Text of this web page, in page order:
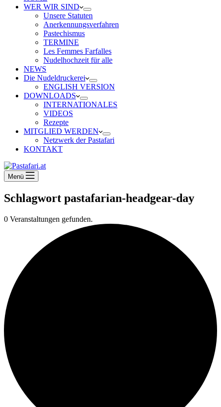
WER WIR SIND
Unsere Statuten
Anerkennungsverfahren
Pastechismus
TERMINE
Les Femmes Farfalles
Nudelhochzeit für alle
NEWS
Die Nudeldruckerei
ENGLISH VERSION
DOWNLOADS
INTERNATIONALES
VIDEOS
Rezepte
MITGLIED WERDEN
Netzwerk der Pastafari
KONTAKT
Menü
Schlagwort pastafarian-headgear-day
0 Veranstaltungen gefunden.